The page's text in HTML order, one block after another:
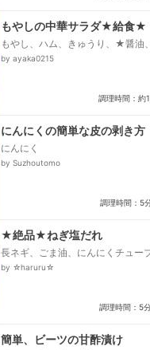
もやしの中華サラダ★給食★
もやし、ハム、きゅうり、★醤
★ごま油、その他。。塩コショウ
by ayaka0215
調理時間：約
にんにくの簡単な皮の剥き方
にんにく
by Suzhoutomo
調理時間：5
★絶品★ねぎ塩だれ
長ネギ、ごま油、にんにくチュー
ガラスープの素でもOK）、塩
by ☆haruru☆
調理時間：5
簡単、ビーツの甘酢漬け